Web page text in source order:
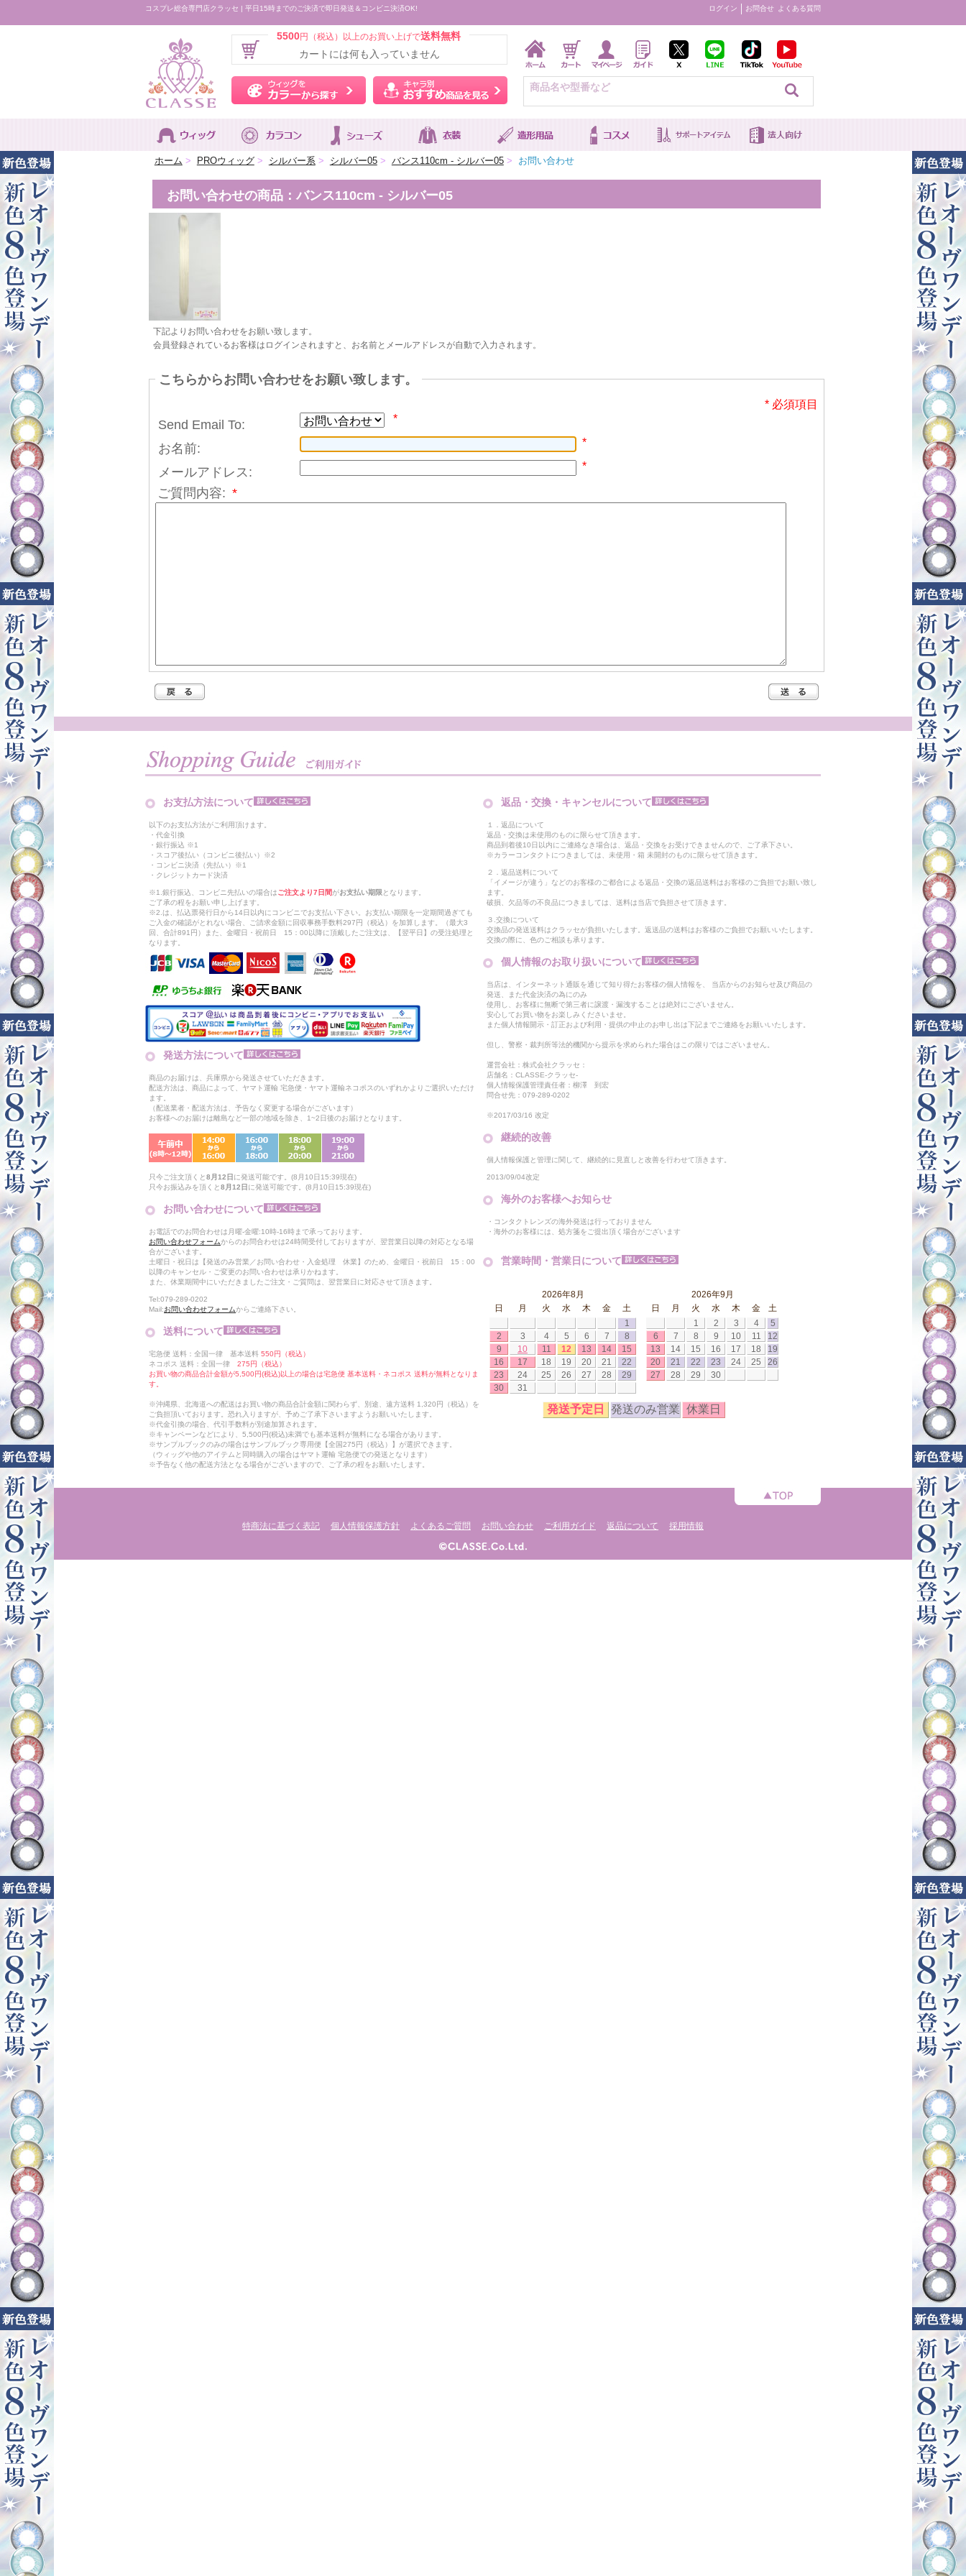
コスプレ総合専門店クラッセ | 平日15時までのご決済で即日発送＆コンビニ決済OK! ログイン お問合せ よくある質問
5500円（税込）以上のお買い上げで送料無料
カートには何も入っていません
ウィッグをカラーから探す キャラ別おすすめ商品を見る
ホーム > PROウィッグ > シルバー系 > シルバー05 > バンス110cm - シルバー05 > お問い合わせ
お問い合わせの商品：バンス110cm - シルバー05
下記よりお問い合わせをお願い致します。
会員登録されているお客様はログインされますと、お名前とメールアドレスが自動で入力されます。
こちらからお問い合わせをお願い致します。
* 必須項目
Send Email To: *
お名前: *
メールアドレス: *
ご質問内容: *
お支払方法について
以下のお支払方法がご利用頂けます。
・代金引換
・銀行振込 ※1
・スコア後払い（コンビニ後払い）※2
・コンビニ決済（先払い）※1
・クレジットカード決済
※1.銀行振込、コンビニ先払いの場合はご注文より7日間がお支払い期限 となります。
ご了承の程をお願い申し上げます。
※2.は、払込票発行日から14日以内にコンビニでお支払い下さい。お支払い期限を一定期間過ぎても
ご入金の確認がとれない場合、ご請求金額に回収事務手数料297円（税込）を加算します。（最大3
回、合計891円）また、金曜日・祝前日 15：00以降に頂戴したご注文は、【翌平日】の受注処理と
なります。
発送方法について
商品のお届けは、兵庫県から発送させていただきます。
配送方法は、商品によって、ヤマト運輸 宅急便・ヤマト運輸ネコポスのいずれかよりご選択いただけ
ます。
（配送業者・配送方法は、予告なく変更する場合がございます）
お客様へのお届けは離島など一部の地域を除き、1~2日後のお届けとなります。
只今ご注文頂くと8月12日 に発送可能です。(8月10日15:39現在)
只今お振込みを頂くと8月12日 に発送可能です。(8月10日15:39現在)
お問い合わせについて
お電話でのお問合わせは月曜-金曜:10時-16時まで承っております。
お問い合わせフォームからのお問合わせは24時間受付しておりますが、翌営業日以降の対応となる場
合がございます。
土曜日・祝日は【発送のみ営業／お問い合わせ・入金処理 休業】のため、金曜日・祝前日 15：00
以降のキャンセル・ご変更のお問い合わせは承りかねます。
また、休業期間中にいただきましたご注文・ご質問は、翌営業日に対応させて頂きます。
Tel:079-289-0202
Mail:お問い合わせフォームからご連絡下さい。
送料について
宅急便 送料：全国一律 基本送料 550円（税込）
ネコポス 送料：全国一律 275円（税込）
お買い物の商品合計金額が5,500円(税込)以上の場合は宅急便 基本送料・ネコポス 送料が無料となりま
す。
※沖縄県、北海道への配送はお買い物の商品合計金額に関わらず、別途、遠方送料 1,320円（税込）を
ご負担頂いております。恐れ入りますが、予めご了承下さいますようお願いいたします。
※代金引換の場合、代引手数料が別途加算されます。
※キャンペーンなどにより、5,500円(税込)未満でも基本送料が無料になる場合があります。
※サンプルブックのみの場合はサンプルブック専用便【全国275円（税込）】が選択できます。
（ウィッグや他のアイテムと同時購入の場合はヤマト運輸 宅急便での発送となります）
※予告なく他の配送方法となる場合がございますので、ご了承の程をお願いたします。
返品・交換・キャンセルについて
１．返品について
返品・交換は未使用のものに限らせて頂きます。
商品到着後10日以内にご連絡なき場合は、返品・交換をお受けできませんので、ご了承下さい。
※カラーコンタクトにつきましては、未使用・箱 未開封のものに限らせて頂きます。
２．返品送料について
「イメージが違う」などのお客様のご都合による返品・交換の返品送料はお客様のご負担でお願い致し
ます。
破損、欠品等の不良品につきましては、送料は当店で負担させて頂きます。
３.交換について
交換品の発送送料はクラッセが負担いたします。返送品の送料はお客様のご負担でお願いいたします。
交換の際に、色のご相談も承ります。
個人情報のお取り扱いについて
当店は、インターネット通販を通じて知り得たお客様の個人情報を、 当店からのお知らせ及び商品の
発送、また代金決済の為にのみ
使用し、お客様に無断で第三者に譲渡・漏洩することは絶対にございません。
安心してお買い物をお楽しみくださいませ。
また個人情報開示・訂正および利用・提供の中止のお申し出は下記までご連絡をお願いいたします。
但し、警察・裁判所等法的機関から提示を求められた場合はこの限りではございません。
運営会社：株式会社クラッセ：
店舗名：CLASSE-クラッセ-
個人情報保護管理責任者：柳澤 到宏
問合せ先：079-289-0202
※2017/03/16 改定
継続的改善
個人情報保護と管理に関して、継続的に見直しと改善を行わせて頂きます。
2013/09/04改定
海外のお客様へお知らせ
・コンタクトレンズの海外発送は行っておりません
・海外のお客様には、処方箋をご提出頂く場合がございます
営業時間・営業日について
2026年8月
日
月 火 水 木 金
土
1
2
3 4 5 6 7
8
9
10 11 12 13 14
15
16
17 18 19 20 21
22
23
24 25 26 27 28
29
30
31
2026年9月
日
月 火 水 木 金
土
1
2 3 4
5
6
7 8 9 10 11
12
13
14 15 16 17 18
19
20
21 22 23 24 25
26
27
28 29 30
発送予定日 発送のみ営業 休業日
特商法に基づく表記 個人情報保護方針 よくあるご質問 お問い合わせ ご利用ガイド 返品について 採用情報